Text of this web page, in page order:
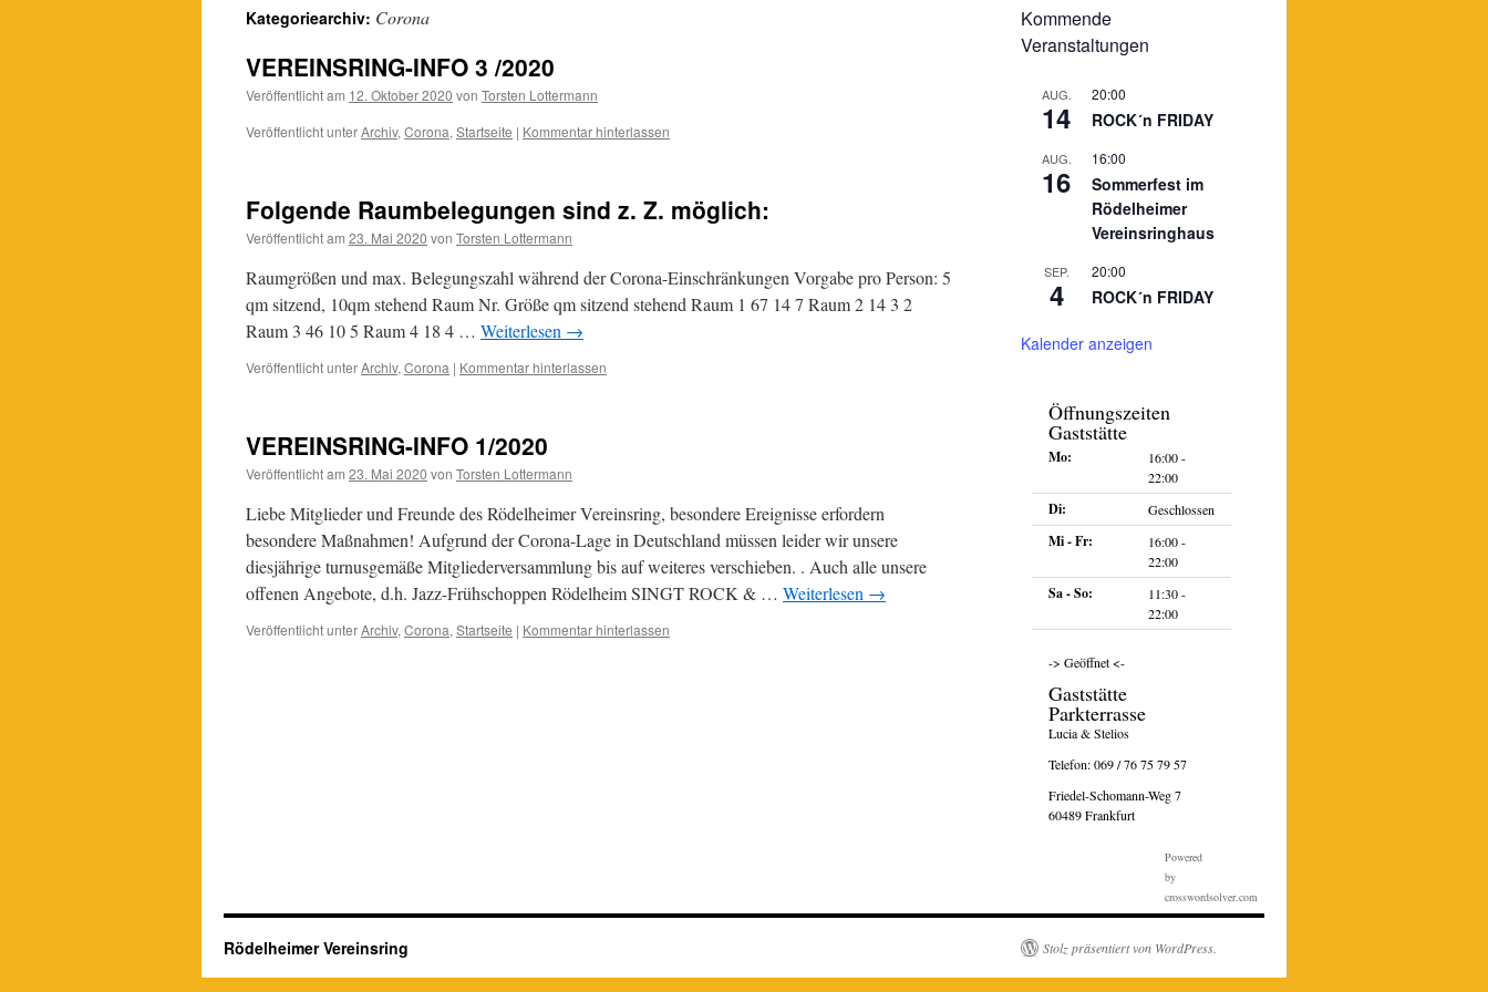
Kategoriearchiv: Corona
VEREINSRING-INFO 3 /2020
Veröffentlicht am 12. Oktober 2020 von Torsten Lottermann
Veröffentlicht unterAr­chiv, Corona, Startseite | Kommentar hinterlassen
Folgende Raumbelegungen sind z. Z. möglich:
Veröffentlicht am 23. Mai 2020 von Torsten Lottermann
Raumgrößen und max. Belegungszahl während der Corona-Einschränkungen Vorgabe pro Person: 5
qm sitzend, 10qm stehend Raum Nr. Größe qm sitzend stehend Raum 1 67 14 7 Raum 2 14 3 2
Raum 3 46 10 5 Raum 4 18 4 … Weiterlesen →
Veröffentlicht unterAr­chiv, Corona | Kommentar hinterlassen
VEREINSRING-INFO 1/2020
Veröffentlicht am 23. Mai 2020 von Torsten Lottermann
Liebe Mitglieder und Freunde des Rödelheimer Vereinsring, besondere Ereignisse erfordern
besondere Maßnahmen! Aufgrund der Corona-Lage in Deutschland müssen leider wir unsere
diesjährige turnusgemäße Mitgliederversammlung bis auf weiteres verschieben. . Auch alle unsere
offenen Angebote, d.h. Jazz-Frühschoppen Rödelheim SINGT ROCK & … Weiterlesen →
Veröffentlicht unterAr­chiv, Corona, Startseite | Kommentar hinterlassen
Kommende
Veranstaltungen
AUG.
14
20:00
ROCK´n FRIDAY
AUG.
16
16:00
Sommerfest im
Rödelheimer
Vereinsringhaus
SEP.
4
20:00
ROCK´n FRIDAY
Kalender anzeigen
Öffnungszeiten
Gaststätte
Mo:
16:00 -
22:00
Di: Geschlossen
Mi - Fr:
16:00 -
22:00
Sa - So:
11:30 -
22:00
-> Geöffnet <-
Gaststätte
Parkterrasse
Lucia & Stelios
Telefon:069 / 76 75 79 57
Friedel-Schomann-Weg 7
60489 Frankfurt
Powered
by
crosswordsolver.com
Rödelheimer Vereinsring Stolz präsentiert von WordPress.